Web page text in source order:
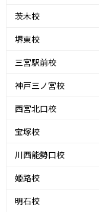
茨木校
堺東校
三宮駅前校
神戸三ノ宮校
西宮北口校
宝塚校
川西能勢口校
姫路校
明石校